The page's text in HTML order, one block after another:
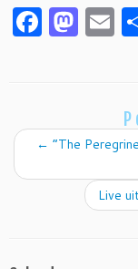
F
a
b
o
M
as
o
n
E
m
← “The
Live